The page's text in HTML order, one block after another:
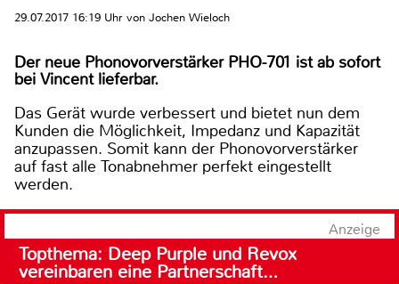
29.07.2017 16:19 Uhr von Jochen Wieloch
Der neue Phonovorverstärker PHO-701 ist ab sofort
bei Vincent lieferbar.
Das Gerät wurde verbessert und bietet nun dem
Kunden die Möglichkeit, Impedanz und Kapazität
anzupassen. Somit kann der Phonovorverstärker
auf fast alle Tonabnehmer perfekt eingestellt
werden.
Anzeige
Topthema: Deep Purple und Revox
vereinbaren eine Partnerschaft…